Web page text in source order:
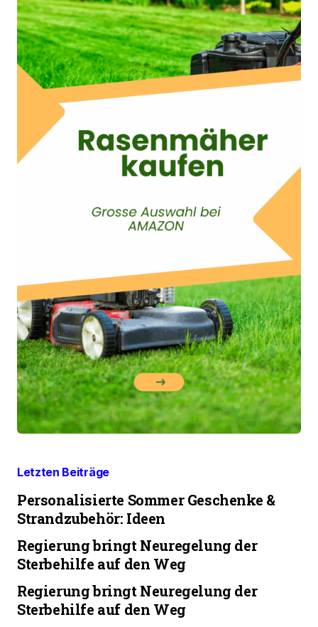
Letzten Beiträge
Personalisierte Sommer Geschenke &
Strandzubehör: Ideen
Regierung bringt Neuregelung der
Sterbehilfe auf den Weg
Regierung bringt Neuregelung der
Sterbehilfe auf den Weg